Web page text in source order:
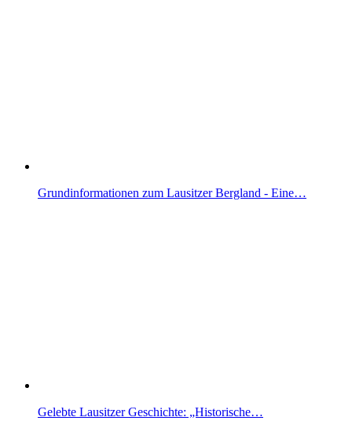
Grundinformationen zum Lausitzer Bergland - Eine…
Gelebte Lausitzer Geschichte: „Historische…